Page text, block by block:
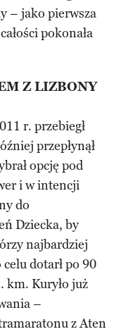
– jako pierwsza
pokonała
Z LIZBONY
r. przebiegł
przepłynął
opcję pod
i w intencji
do
Dziecka, by
najbardziej
dotarł po 90
km. Kuryło już
–
z Aten